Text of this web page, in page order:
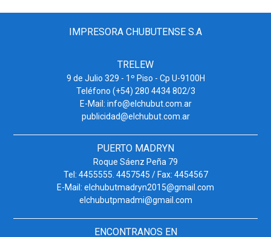
IMPRESORA CHUBUTENSE S.A
TRELEW
9 de Julio 329 - 1º Piso - Cp U-9100H
Teléfono (+54) 280 4434 802/3
E-Mail: info@elchubut.com.ar
publicidad@elchubut.com.ar
PUERTO MADRYN
Roque Sáenz Peña 79
Tel: 4455555. 4457545 / Fax: 4454567
E-Mail: elchubutmadryn2015@gmail.com
elchubutpmadmi@gmail.com
ENCONTRANOS EN